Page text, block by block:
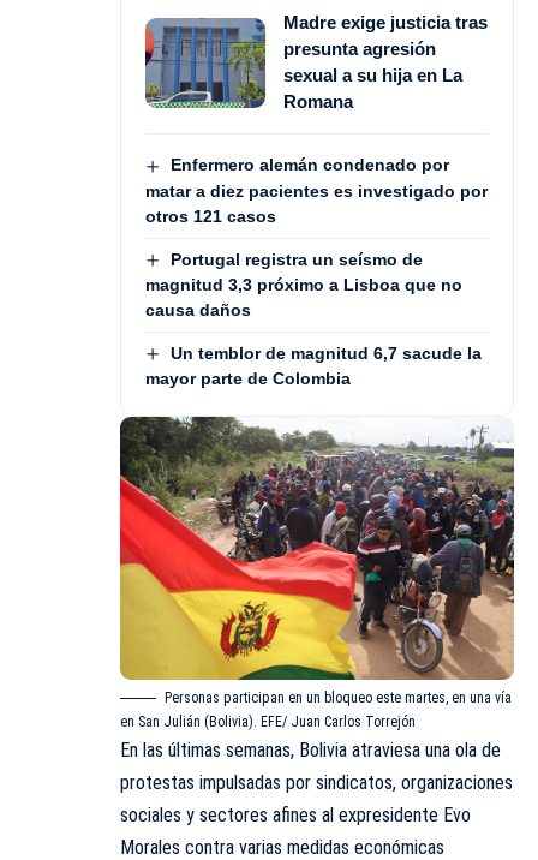
Madre exige justicia tras
presunta agresión
sexual a su hija en La
Romana
Enfermero alemán condenado por
matar a diez pacientes es investigado por
otros 121 casos
Portugal registra un seísmo de
magnitud 3,3 próximo a Lisboa que no
causa daños
Un temblor de magnitud 6,7 sacude la
mayor parte de Colombia
Personas participan en un bloqueo este martes, en una vía
en San Julián (Bolivia). EFE/ Juan Carlos Torrejón
En las últimas semanas, Bolivia atraviesa una ola de
protestas impulsadas por sindicatos, organizaciones
sociales y sectores afines al expresidente Evo
Morales contra varias medidas económicas